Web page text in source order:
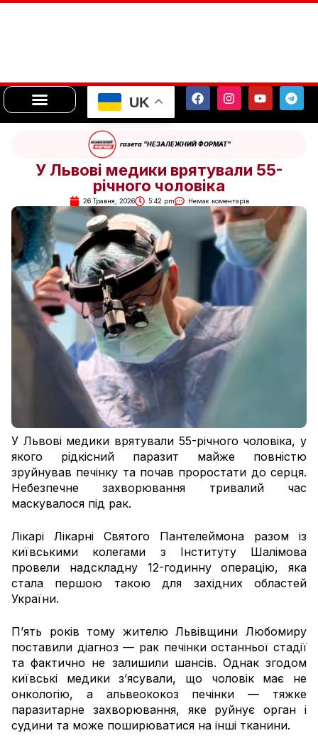
UK
газета "НЕЗАЛЕЖНИЙ ФОРМАТ"
У Львові медики врятували 55-
річного чоловіка
26 Травня, 2026 5:42 pm Немає коментарів
У Львові медики врятували 55-річного чоловіка, у
якого рідкісний паразит майже повністю
зруйнував печінку та почав проростати до серця.
Небезпечне захворювання тривалий час
маскувалося під рак.
Лікарі Лікарні Святого Пантелеймона разом із
київськими колегами з Інституту Шалімова
провели надскладну 12-годинну операцію, яка
стала першою такою для західних областей
України.
П’ять років тому жителю Львівщини Любомиру
поставили діагноз — рак печінки останньої стадії
та фактично не залишили шансів. Однак згодом
київські медики з’ясували, що чоловік має не
онкологію, а альвеококоз печінки — тяжке
паразитарне захворювання, яке руйнує орган і
судини та може поширюватися на інші тканини.